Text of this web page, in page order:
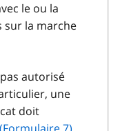
le ou la
sur la marche
autorisé
une
doit